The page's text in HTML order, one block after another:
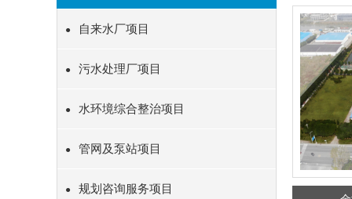
● 自来水厂项目
● 污水处理厂项目
● 水环境综合整治项目
● 管网及泵站项目
● 规划咨询服务项目